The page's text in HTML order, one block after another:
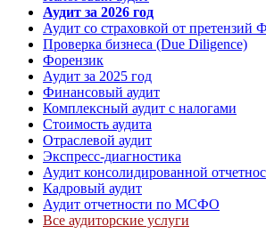
Аудит за 2026 год
Аудит со страховкой от претензий
Проверка бизнеса (Due Diligence)
Форензик
Аудит за 2025 год
Финансовый аудит
Комплексный аудит с налогами
Стоимость аудита
Отраслевой аудит
Экспресс-диагностика
Аудит консолидированной
Кадровый аудит
Аудит отчетности по МСФО
Все аудиторские услуги